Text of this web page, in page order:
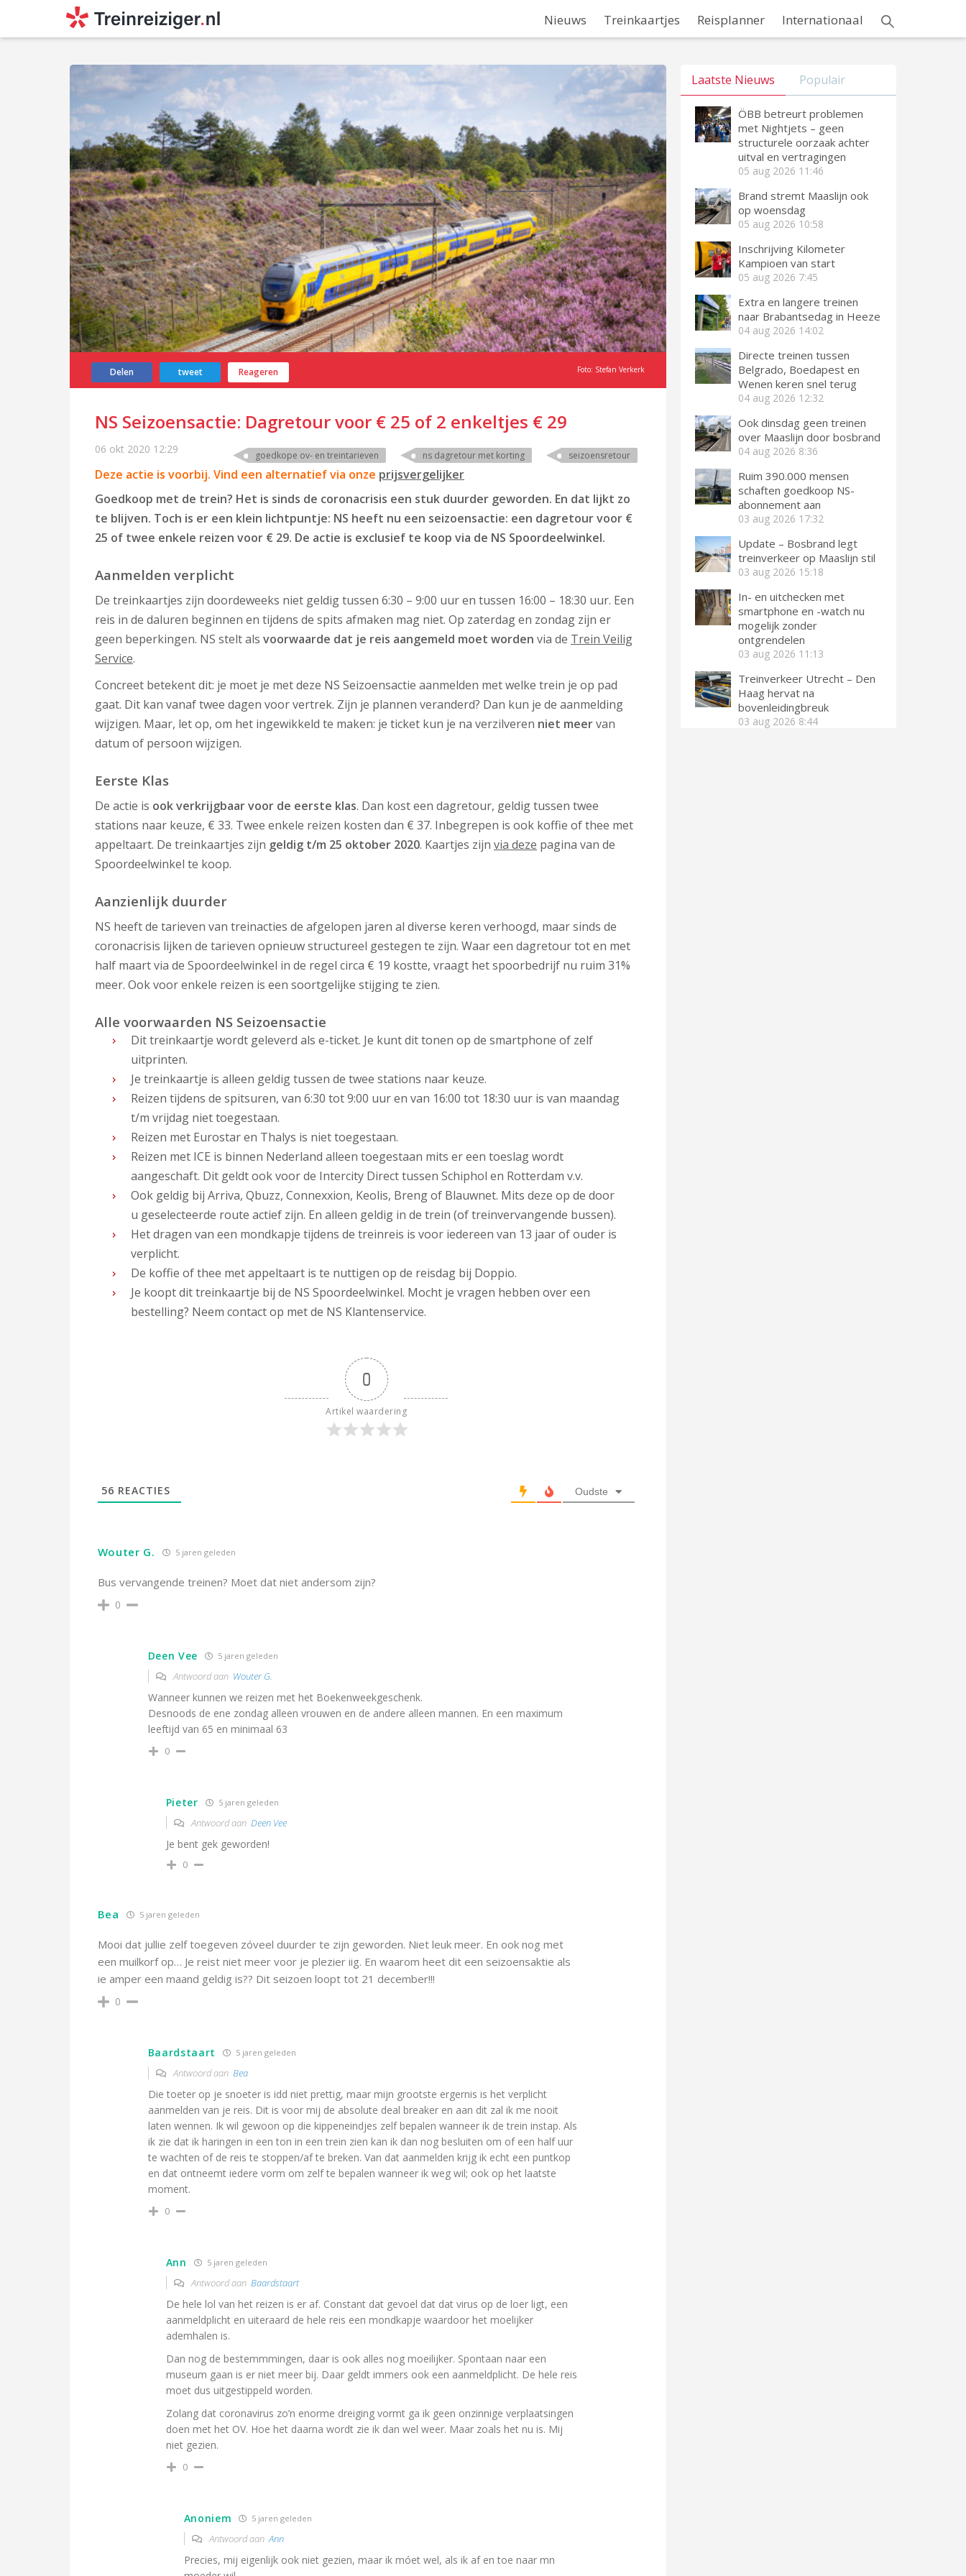
Nieuws Treinkaartjes Reisplanner Internationaal
Delen tweet Reageren Foto: Stefan Verkerk
NS Seizoensactie: Dagretour voor € 25 of 2 enkeltjes € 29
06 okt 2020 12:29 goedkope ov- en treintarieven ns dagretour met korting seizoensretour
Deze actie is voorbij. Vind een alternatief via onze prijsvergelijker
Goedkoop met de trein? Het is sinds de coronacrisis een stuk duurder geworden. En dat lijkt zo
te blijven. Toch is er een klein lichtpuntje: NS heeft nu een seizoensactie: een dagretour voor €
25 of twee enkele reizen voor € 29. De actie is exclusief te koop via de NS Spoordeelwinkel.
Aanmelden verplicht
De treinkaartjes zijn doordeweeks niet geldig tussen 6:30 – 9:00 uur en tussen 16:00 – 18:30 uur. Een
reis in de daluren beginnen en tijdens de spits afmaken mag niet. Op zaterdag en zondag zijn er
geen beperkingen. NS stelt als voorwaarde dat je reis aangemeld moet worden via de Trein Veilig
Service.
Concreet betekent dit: je moet je met deze NS Seizoensactie aanmelden met welke trein je op pad
gaat. Dit kan vanaf twee dagen voor vertrek. Zijn je plannen veranderd? Dan kun je de aanmelding
wijzigen. Maar, let op, om het ingewikkeld te maken: je ticket kun je na verzilveren niet meervan
datum of persoon wijzigen.
Eerste Klas
De actie is ook verkrijgbaar voor de eerste klas. Dan kost een dagretour, geldig tussen twee
stations naar keuze, € 33. Twee enkele reizen kosten dan € 37. Inbegrepen is ook koffie of thee met
appeltaart. De treinkaartjes zijn geldig t/m 25 oktober 2020. Kaartjes zijn via deze pagina van de
Spoordeelwinkel te koop.
Aanzienlijk duurder
NS heeft de tarieven van treinacties de afgelopen jaren al diverse keren verhoogd, maar sinds de
coronacrisis lijken de tarieven opnieuw structureel gestegen te zijn. Waar een dagretour tot en met
half maart via de Spoordeelwinkel in de regel circa € 19 kostte, vraagt het spoorbedrijf nu ruim 31%
meer. Ook voor enkele reizen is een soortgelijke stijging te zien.
Alle voorwaarden NS Seizoensactie
Dit treinkaartje wordt geleverd als e-ticket. Je kunt dit tonen op de smartphone of zelf
uitprinten.
Je treinkaartje is alleen geldig tussen de twee stations naar keuze.
Reizen tijdens de spitsuren, van 6:30 tot 9:00 uur en van 16:00 tot 18:30 uur is van maandag
t/m vrijdag niet toegestaan.
Reizen met Eurostar en Thalys is niet toegestaan.
Reizen met ICE is binnen Nederland alleen toegestaan mits er een toeslag wordt
aangeschaft. Dit geldt ook voor de Intercity Direct tussen Schiphol en Rotterdam v.v.
Ook geldig bij Arriva, Qbuzz, Connexxion, Keolis, Breng of Blauwnet. Mits deze op de door
u geselecteerde route actief zijn. En alleen geldig in de trein (of treinvervangende bussen).
Het dragen van een mondkapje tijdens de treinreis is voor iedereen van 13 jaar of ouder is
verplicht.
De koffie of thee met appeltaart is te nuttigen op de reisdag bij Doppio.
Je koopt dit treinkaartje bij de NS Spoordeelwinkel. Mocht je vragen hebben over een
bestelling? Neem contact op met de NS Klantenservice.
0
Artikel waardering
56 REACTIES Oudste
Wouter G. 5 jaren geleden
Bus vervangende treinen? Moet dat niet andersom zijn?
0
Deen Vee 5 jaren geleden
Antwoord aan Wouter G.
Wanneer kunnen we reizen met het Boekenweekgeschenk.
Desnoods de ene zondag alleen vrouwen en de andere alleen mannen. En een maximum
leeftijd van 65 en minimaal 63
0
Pieter 5 jaren geleden
Antwoord aan Deen Vee
Je bent gek geworden!
0
Bea 5 jaren geleden
Mooi dat jullie zelf toegeven zóveel duurder te zijn geworden. Niet leuk meer. En ook nog met
een muilkorf op… Je reist niet meer voor je plezier iig. En waarom heet dit een seizoensaktie als
ie amper een maand geldig is?? Dit seizoen loopt tot 21 december!!!
0
Baardstaart 5 jaren geleden
Antwoord aan Bea
Die toeter op je snoeter is idd niet prettig, maar mijn grootste ergernis is het verplicht
aanmelden van je reis. Dit is voor mij de absolute deal breaker en aan dit zal ik me nooit
laten wennen. Ik wil gewoon op die kippeneindjes zelf bepalen wanneer ik de trein instap. Als
ik zie dat ik haringen in een ton in een trein zien kan ik dan nog besluiten om of een half uur
te wachten of de reis te stoppen/af te breken. Van dat aanmelden krijg ik echt een puntkop
en dat ontneemt iedere vorm om zelf te bepalen wanneer ik weg wil; ook op het laatste
moment.
0
Ann 5 jaren geleden
Antwoord aan Baardstaart
De hele lol van het reizen is er af. Constant dat gevoel dat dat virus op de loer ligt, een
aanmeldplicht en uiteraard de hele reis een mondkapje waardoor het moelijker
ademhalen is.
Dan nog de bestemmmingen, daar is ook alles nog moeilijker. Spontaan naar een
museum gaan is er niet meer bij. Daar geldt immers ook een aanmeldplicht. De hele reis
moet dus uitgestippeld worden.
Zolang dat coronavirus zo’n enorme dreiging vormt ga ik geen onzinnige verplaatsingen
doen met het OV. Hoe het daarna wordt zie ik dan wel weer. Maar zoals het nu is. Mij
niet gezien.
0
Anoniem 5 jaren geleden
Antwoord aanAnn
Precies, mij eigenlijk ook niet gezien, maar ik móet wel, als ik af en toe naar mn
Laatste Nieuws Populair
ÖBB betreurt problemen
met Nightjets – geen
structurele oorzaak achter
uitval en vertragingen
05 aug 2026 11:46
Brand stremt Maaslijn ook
op woensdag
05 aug 2026 10:58
Inschrijving Kilometer
Kampioen van start
05 aug 2026 7:45
Extra en langere treinen
naar Brabantsedag in Heeze
04 aug 2026 14:02
Directe treinen tussen
Belgrado, Boedapest en
Wenen keren snel terug
04 aug 2026 12:32
Ook dinsdag geen treinen
over Maaslijn door bosbrand
04 aug 2026 8:36
Ruim 390.000 mensen
schaften goedkoop NS-
abonnement aan
03 aug 2026 17:32
Update – Bosbrand legt
treinverkeer op Maaslijn stil
03 aug 2026 15:18
In- en uitchecken met
smartphone en -watch nu
mogelijk zonder
ontgrendelen
03 aug 2026 11:13
Treinverkeer Utrecht – Den
Haag hervat na
bovenleidingbreuk
03 aug 2026 8:44